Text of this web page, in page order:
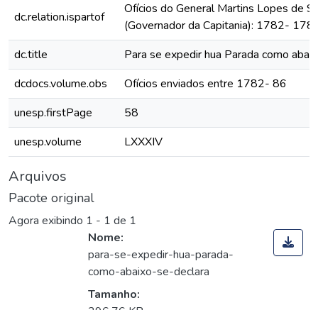
dc.relation.ispartof
Ofícios do General Martins Lopes de
(Governador da Capitania): 1782-
dc.title
Para se expedir hua Parada como
dcdocs.volume.obs
Ofícios enviados entre 1782- 86
unesp.firstPage
58
unesp.volume
LXXXIV
Arquivos
Pacote original
Agora exibindo 1 - 1 de 1
Nome:
para-se-expedir-hua-parada-
como-abaixo-se-declara
Tamanho: